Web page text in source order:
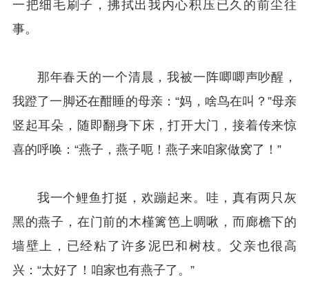
一把细毛刷子，拂拭出我内心积压已久的前尘往
事。
那年春天的一个清晨，我被一阵唧唧声吵醒，
我蹬了一脚还在酣睡的母亲：“妈，啥鸟在叫？”母亲
竖起耳朵，随即翻身下床，打开大门，接着传来惊
喜的呼唤：“燕子，燕子呃！燕子来咱家做窝了！”
我一个鲤鱼打挺，欢蹦起来。哇，真有两只灰
黑的燕子，在门前的木槿篱笆上啁啾，而廊檐下的
墙壁上，已经粘了许多泥巴和树枝。父亲也很高
兴：“太好了！咱家也有燕子了。”